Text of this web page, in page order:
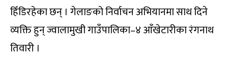
हिँडिरहेका छन् । गेलाङको निर्वाचन अभियानमा साथ दिने
व्यक्ति हुन् ज्वालामुखी गाउँपालिका–४ आँखेटारीका रंगनाथ
तिवारी ।